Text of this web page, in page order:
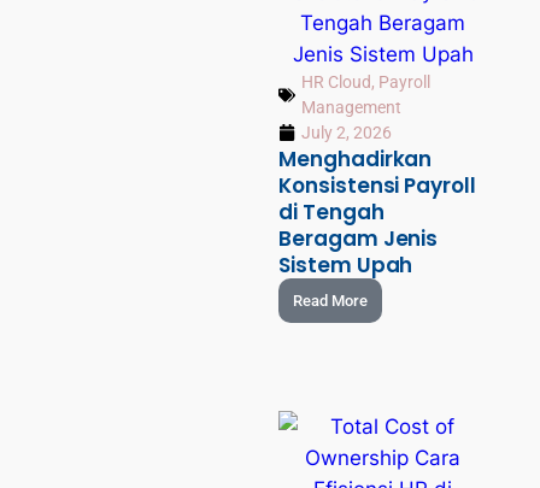
HR Cloud, Payroll
Management
July 2, 2026
Menghadirkan
Konsistensi Payroll
di Tengah
Beragam Jenis
Sistem Upah
Read More